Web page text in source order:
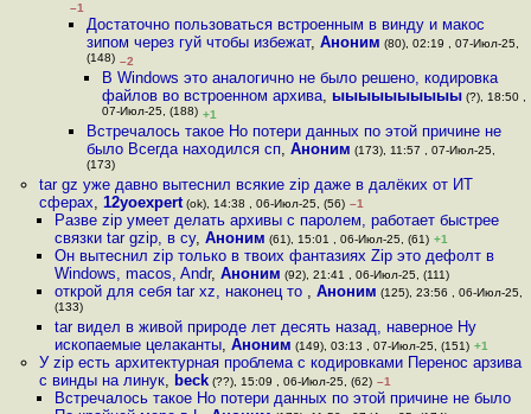
–1
Достаточно пользоваться встроенным в винду и макос
зипом через гуй чтобы избежат, Аноним (80), 02:19 , 07-Июл-25,
(148) –2
В Windows это аналогично не было решено, кодировка
файлов во встроенном архива, ыыыыыыыыыы(?), 18:50 ,
07-Июл-25, (188) +1
Встречалось такое Но потери данных по этой причине не
было Всегда находился сп, Аноним (173), 11:57 , 07-Июл-25,
(173)
tar gz уже давно вытеснил всякие zip даже в далёких от ИТ
сферах, 12yoexpert(ok), 14:38 , 06-Июл-25, (56) –1
Разве zip умеет делать архивы с паролем, работает быстрее
связки tar gzip, в су, Аноним (61), 15:01 , 06-Июл-25, (61) +1
Он вытеснил zip только в твоих фантазиях Zip это дефолт в
Windows, macos, Andr, Аноним (92), 21:41 , 06-Июл-25, (111)
открой для себя tar xz, наконец то , Аноним (125), 23:56 , 06-Июл-25,
(133)
tar видел в живой природе лет десять назад, наверное Ну
ископаемые целаканты, Аноним (149), 03:13 , 07-Июл-25, (151) +1
У zip есть архитектурная проблема с кодировками Перенос арзива
с винды на линук, beck(??), 15:09 , 06-Июл-25, (62) –1
Встречалось такое Но потери данных по этой причине не было